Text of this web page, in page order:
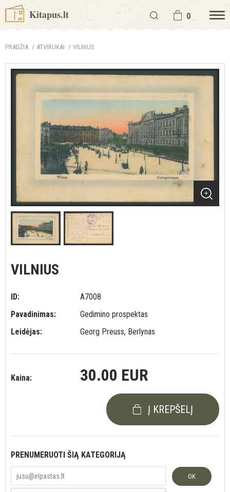
Kitapus.lt 0
PRADŽIA ATVIRUKAI VILNIUS
VILNIUS
ID:
A7008
Pavadinimas:
Gedimino prospektas
Leidėjas:
Georg Preuss, Berlynas
Kaina: 30.00 EUR
Į KREPŠELĮ
PRENUMERUOTI ŠIĄ KATEGORIJĄ
OK